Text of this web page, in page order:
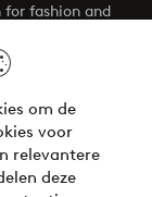
om de
voor
relevantere
deze
fashion and
is here!